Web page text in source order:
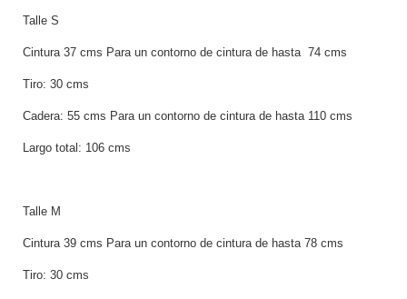
Talle S
Cintura 37 cms Para un contorno de cintura de hasta 74 cms
Tiro: 30 cms
Cadera: 55 cms Para un contorno de cintura de hasta 110 cms
Largo total: 106 cms
Talle M
Cintura 39 cms Para un contorno de cintura de hasta 78 cms
Tiro: 30 cms